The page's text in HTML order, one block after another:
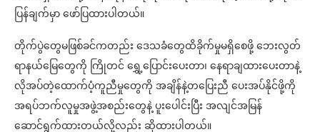
ပြန်ချက်မှာ ဖော်ပြထားပါတယ်။
တိုက်ပွဲတွေမဖြစ်ခင်ကတည်း ဒေသခံတွေထိခိုက်မှုမရှိစေဖို့ ဘေးလွတ်
ရာနယ်မြေတွေကို ကြိုတင် ရွှေ့ပြောင်းပေးတာ၊ နေရာချထားပေးတာနဲ့
လိုအပ်တဲ့ထောက်ပံ့ကူညီမှုတွေကို အချိန်နဲ့တပြေးညီ ပေးအပ်နိုင်ဖို့ကို
အရပ်ဘက်လူမှုအဖွဲ့အစည်းတွေနဲ့ ပူးပေါင်းပြီး အလျင်အမြန်
ဆောင်ရွက်ထားတယ်လို့လည်း ဆိုထားပါတယ်။